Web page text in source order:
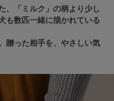
、「ミルク」の柄より少し
も数匹一緒に描かれている
贈った相手を、やさしい気